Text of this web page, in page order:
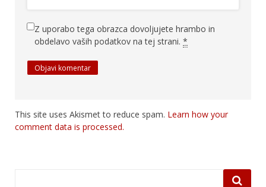
Z uporabo tega obrazca dovoljujete hrambo in
obdelavo vaših podatkov na tej strani. *
This site uses Akismet to reduce spam. Learn how your
comment data is processed.